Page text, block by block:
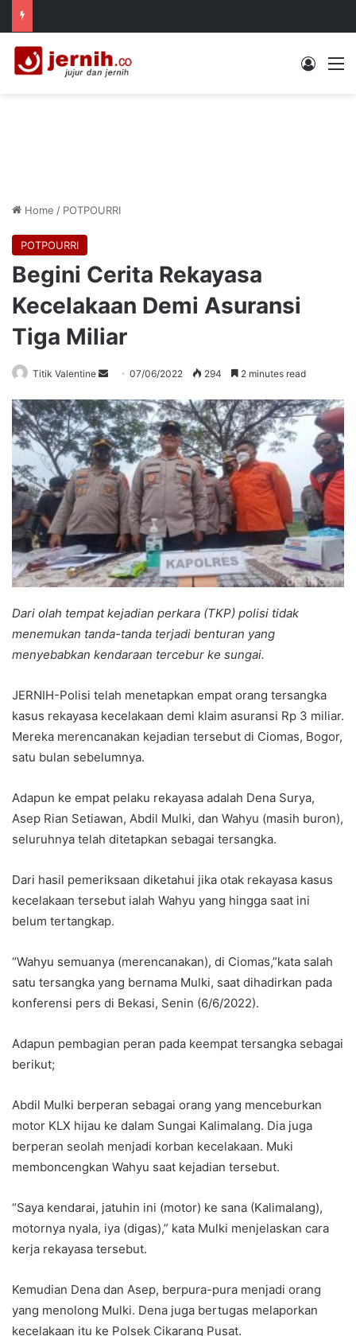
Log In
Home / POTPOURRI
POTPOURRI
Begini Cerita Rekayasa
Kecelakaan Demi Asuransi
Tiga Miliar
Titik Valentine
Send
email
07/06/2022 294 2 minutes read
Dari olah tempat kejadian perkara (TKP) polisi tidak
menemukan tanda-tanda terjadi benturan yang
menyebabkan kendaraan tercebur ke sungai.
JERNIH-Polisi telah menetapkan empat orang tersangka
kasus rekayasa kecelakaan demi klaim asuransi Rp 3 miliar.
Mereka merencanakan kejadian tersebut di Ciomas, Bogor,
satu bulan sebelumnya.
Adapun ke empat pelaku rekayasa adalah Dena Surya,
Asep Rian Setiawan, Abdil Mulki, dan Wahyu (masih buron),
seluruhnya telah ditetapkan sebagai tersangka.
Dari hasil pemeriksaan diketahui jika otak rekayasa kasus
kecelakaan tersebut ialah Wahyu yang hingga saat ini
belum tertangkap.
“Wahyu semuanya (merencanakan), di Ciomas,”kata salah
satu tersangka yang bernama Mulki, saat dihadirkan pada
konferensi pers di Bekasi, Senin (6/6/2022).
Adapun pembagian peran pada keempat tersangka sebagai
berikut;
Abdil Mulki berperan sebagai orang yang menceburkan
motor KLX hijau ke dalam Sungai Kalimalang. Dia juga
berperan seolah menjadi korban kecelakaan. Muki
memboncengkan Wahyu saat kejadian tersebut.
“Saya kendarai, jatuhin ini (motor) ke sana (Kalimalang),
motornya nyala, iya (digas),” kata Mulki menjelaskan cara
kerja rekayasa tersebut.
Kemudian Dena dan Asep, berpura-pura menjadi orang
yang menolong Mulki. Dena juga bertugas melaporkan
kecelakaan itu ke Polsek Cikarang Pusat.